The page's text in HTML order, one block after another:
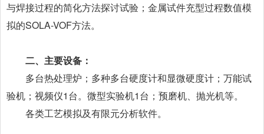
与焊接过程的简化方法探讨试验；金属试件充型过程数值模
拟的SOLA-VOF方法。
二、主要设备：
多台热处理炉；多种多台硬度计和显微硬度计；万能试
验机；视频仪1台。微型实验机1台；预磨机、抛光机等。
各类工艺模拟及有限元分析软件。